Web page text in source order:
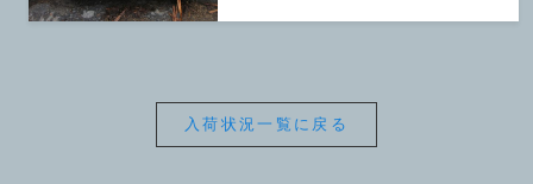
入荷状況一覧に戻る